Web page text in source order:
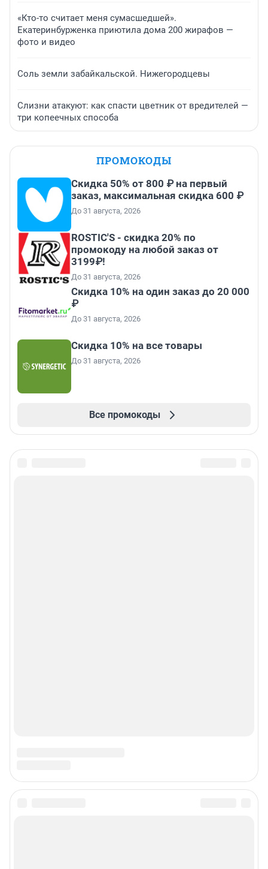
«Кто-то считает меня сумасшедшей».
Екатеринбурженка приютила дома 200 жирафов —
фото и видео
Соль земли забайкальской. Нижегородцевы
Слизни атакуют: как спасти цветник от вредителей —
три копеечных способа
ПРОМОКОДЫ
Скидка 50% от 800 ₽ на первый
заказ, максимальная скидка 600 ₽
До 31 августа, 2026
ROSTIC'S - скидка 20% по
промокоду на любой заказ от
3199₽!
До 31 августа, 2026
Скидка 10% на один заказ до 20 000
₽
До 31 августа, 2026
Скидка 10% на все товары
До 31 августа, 2026
Все промокоды